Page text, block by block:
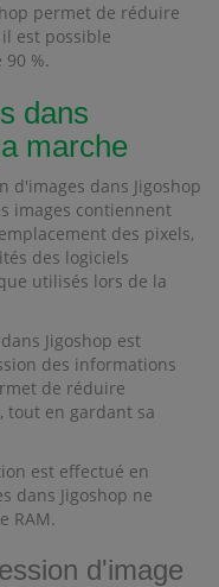
permet de réduire
est possible
%.
dans
marche
d'images dans Jigoshop
images contiennent
des pixels,
des logiciels
utilisés lors de la
Jigoshop est
des informations
de réduire
tout en gardant sa
est effectué en
dans Jigoshop ne
RAM.
d'image